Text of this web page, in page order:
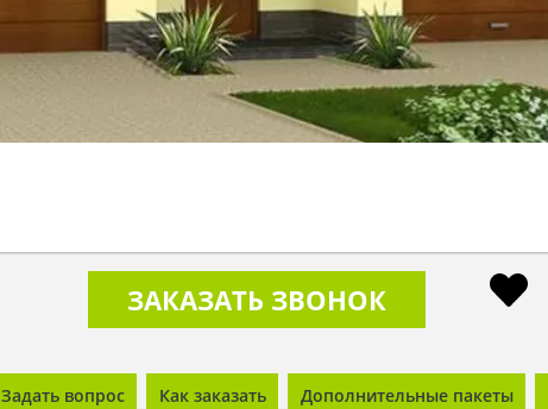
ЗАКАЗАТЬ ЗВОНОК
Задать вопрос Как заказать Дополнительные пакеты